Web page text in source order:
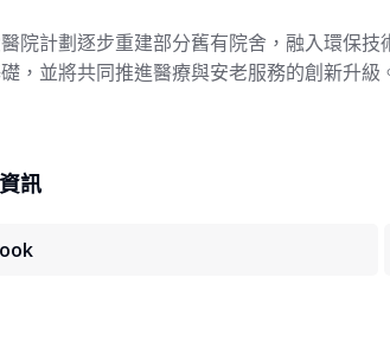
院計劃逐步重建部分舊有院舍，融入環保
，並將共同推進醫療與安老服務的創新升級
訊